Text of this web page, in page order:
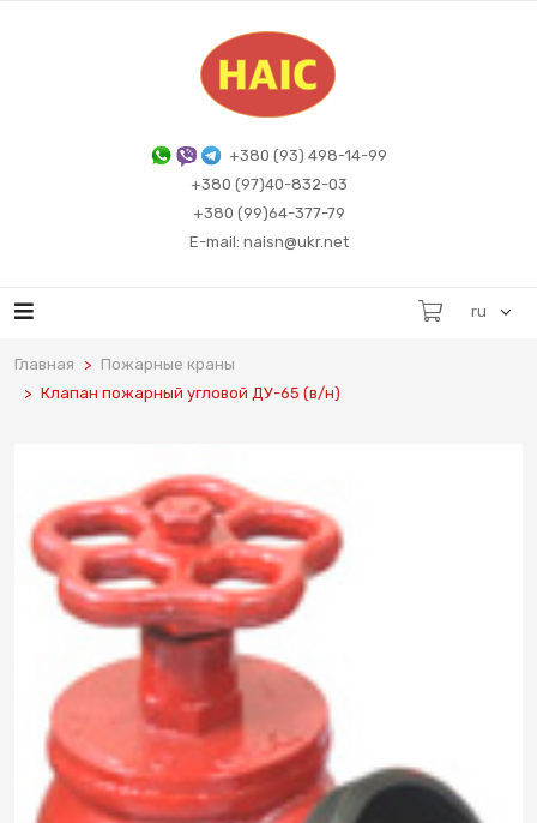
+380 (93) 498-14-99
+380 (97)40-832-03
+380 (99)64-377-79
E-mail: naisn@ukr.net
ru
Главная
Пожарные краны
Клапан пожарный угловой ДУ-65 (в/н)